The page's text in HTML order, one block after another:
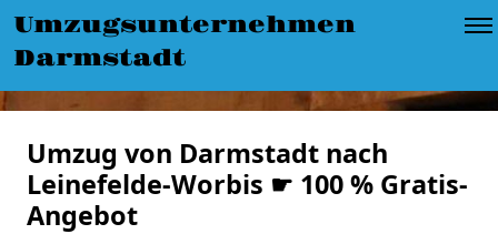
Umzugsunternehmen
Darmstadt
Umzug von Darmstadt nach
Leinefelde-Worbis ☛ 100 % Gratis-
Angebot